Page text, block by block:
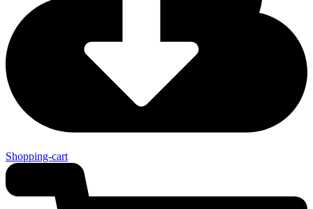
Shopping-cart